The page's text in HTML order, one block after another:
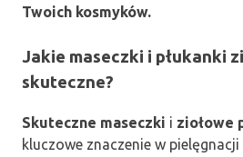
Twoich kosmyków.
Jakie maseczki i płukanki
skuteczne?
Skuteczne maseczki i ziołowe
kluczowe znaczenie w